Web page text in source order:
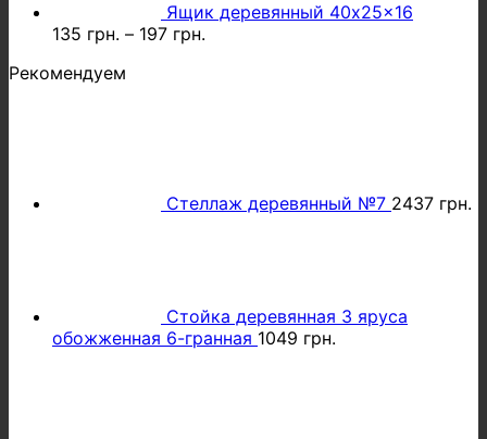
Ящик деревянный 40x25x16
135 грн. – 197 грн.
Рекомендуем
Стеллаж деревянный №7 2437 грн.
Стойка деревянная 3 яруса
обожженная 6-гранная 1049 грн.